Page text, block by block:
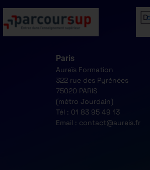
Paris
Aureïs Formation
322 rue des Pyrénées
75020 PARIS
(métro Jourdain)
Tél : 01 83 95 49 13
Email : contact@aureis.fr